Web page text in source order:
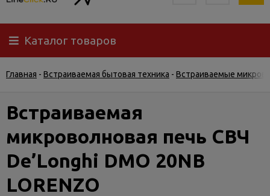
Доставка
Самовывоз
Гарантия
Услуги
и
сервис
Каталог товаров
Главная - Встраиваемая бытовая техника - Встраиваемые
Встраиваемая
микроволновая печь СВЧ
De’Longhi DMO 20NB
LORENZO